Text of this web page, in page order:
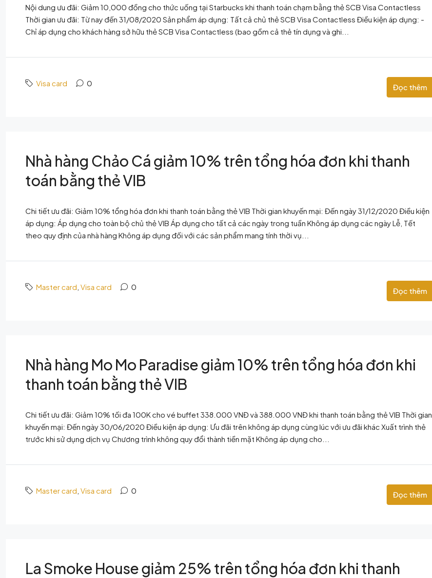
Nội dung ưu đãi: Giảm 10,000 đồng cho thức uống tại Starbucks khi thanh toán chạm bằng thẻ SCB Visa Contactless
Thời gian ưu đãi: Từ nay đến 31/08/2020 Sản phẩm áp dụng: Tất cả chủ thẻ SCB Visa Contactless Điều kiện áp dụng: -
Chỉ áp dụng cho khách hàng sở hữu thẻ SCB Visa Contactless (bao gồm cả thẻ tín dụng và ghi...
Visa card 0 Đọc thêm
Nhà hàng Chảo Cá giảm 10% trên tổng hóa đơn khi thanh
toán bằng thẻ VIB
Chi tiết ưu đãi: Giảm 10% tổng hóa đơn khi thanh toán bằng thẻ VIB Thời gian khuyến mại: Đến ngày 31/12/2020 Điều kiện
áp dụng: Áp dụng cho toàn bộ chủ thẻ VIB Áp dụng cho tất cả các ngày trong tuần Không áp dụng các ngày Lễ, Tết
theo quy định của nhà hàng Không áp dụng đối với các sản phẩm mang tính thời vụ...
Master card Visa card 0 Đọc thêm
Nhà hàng Mo Mo Paradise giảm 10% trên tổng hóa đơn khi
thanh toán bằng thẻ VIB
Chi tiết ưu đãi: Giảm 10% tối đa 100K cho vé buffet 338.000 VNĐ và 388.000 VNĐ khi thanh toán bằng thẻ VIB Thời gian
khuyến mại: Đến ngày 30/06/2020 Điều kiện áp dụng: Ưu đãi trên không áp dụng cùng lúc với ưu đãi khác Xuất trình thẻ
trước khi sử dụng dịch vụ Chương trình không quy đổi thành tiền mặt Không áp dụng cho...
Master card Visa card 0 Đọc thêm
La Smoke House giảm 25% trên tổng hóa đơn khi thanh